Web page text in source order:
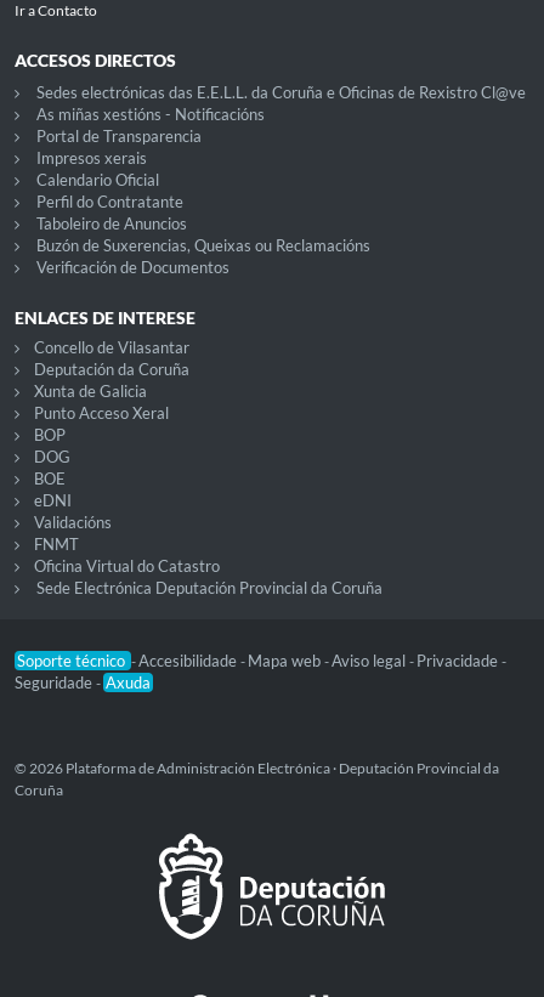
Ir a Contacto
ACCESOS DIRECTOS
Sedes electrónicas das E.E.L.L. da Coruña e Oficinas de Rexistro Cl@ve
As miñas xestións - Notificacións
Portal de Transparencia
Impresos xerais
Calendario Oficial
Perfil do Contratante
Taboleiro de Anuncios
Buzón de Suxerencias, Queixas ou Reclamacións
Verificación de Documentos
ENLACES DE INTERESE
Concello de Vilasantar
Deputación da Coruña
Xunta de Galicia
Punto Acceso Xeral
BOP
DOG
BOE
eDNI
Validacións
FNMT
Oficina Virtual do Catastro
Sede Electrónica Deputación Provincial da Coruña
Soporte técnico -Accesibilidade - Mapa web -Aviso legal - Privacidade -
Seguridade - Axuda
© 2026 Plataforma de Administración Electrónica · Deputación Provincial da
Coruña